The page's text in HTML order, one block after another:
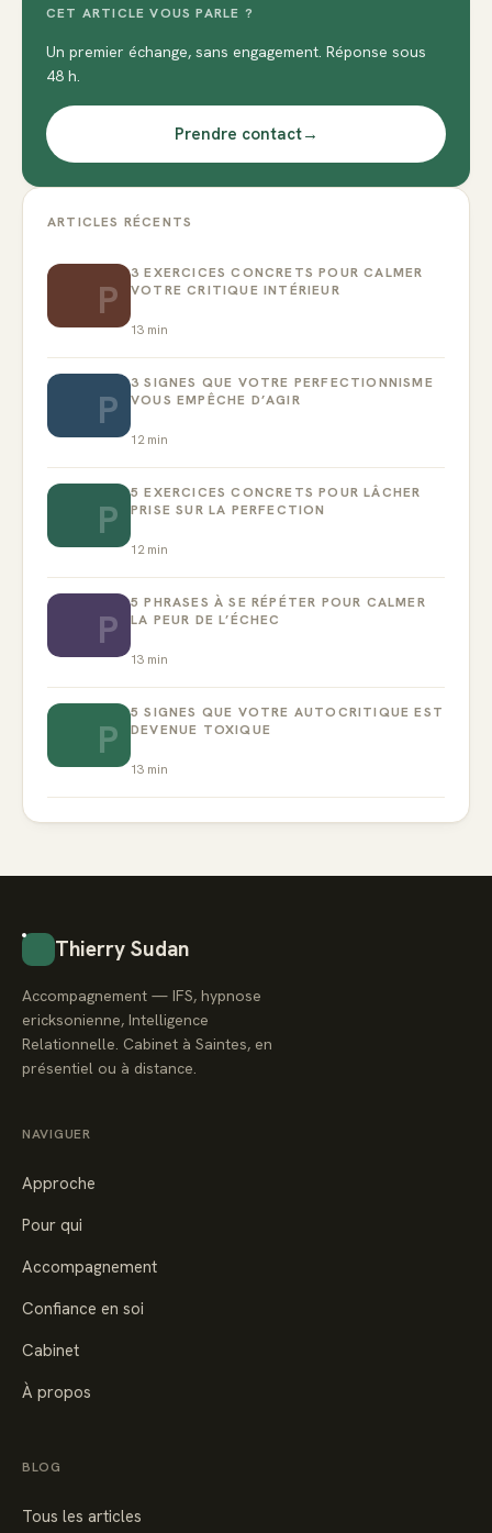
CET ARTICLE VOUS PARLE ?
Un premier échange, sans engagement. Réponse sous
48 h.
Prendre contact→
ARTICLES RÉCENTS
P
3 EXERCICES CONCRETS POUR CALMER
VOTRE CRITIQUE INTÉRIEUR
13 min
P
3 SIGNES QUE VOTRE PERFECTIONNISME
VOUS EMPÊCHE D’AGIR
12 min
P
5 EXERCICES CONCRETS POUR LÂCHER
PRISE SUR LA PERFECTION
12 min
P
5 PHRASES À SE RÉPÉTER POUR CALMER
LA PEUR DE L’ÉCHEC
13 min
P
5 SIGNES QUE VOTRE AUTOCRITIQUE EST
DEVENUE TOXIQUE
13 min
Thierry Sudan
Accompagnement — IFS, hypnose
ericksonienne, Intelligence
Relationnelle. Cabinet à Saintes, en
présentiel ou à distance.
NAVIGUER
Approche
Pour qui
Accompagnement
Confiance en soi
Cabinet
À propos
BLOG
Tous les articles